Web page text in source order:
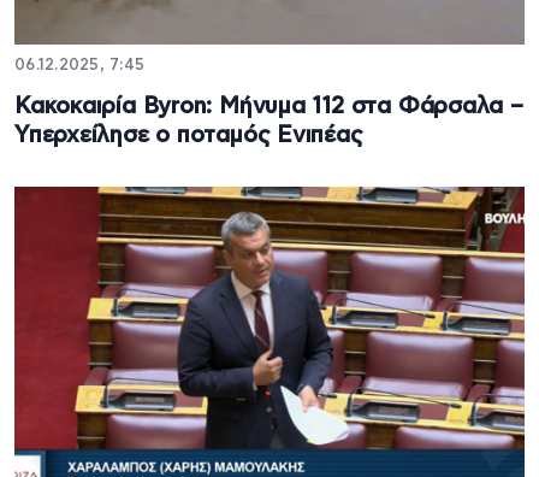
06.12.2025, 7:45
Κακοκαιρία Byron: Μήνυμα 112 στα Φάρσαλα –
Υπερχείλησε ο ποταμός Ενιπέας